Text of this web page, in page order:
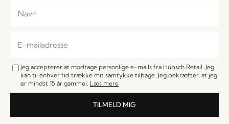
Jeg accepterer at modtage personlige e-mails fra Hübsch Retail. Jeg
kan til enhver tid trække mit samtykke tilbage. Jeg bekræfter, at jeg
er mindst 15 år gammel. Læs mere
TILMELD MIG